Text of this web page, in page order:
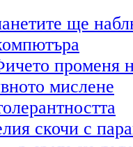
ще
променя
мислене
скочи с